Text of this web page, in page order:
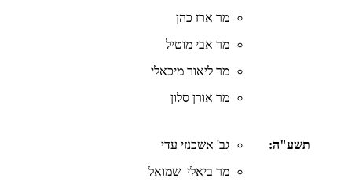
מר ארז כהן
מר אבי מוטיל
מר ליאור מיכאלי
מר אורן סלון
תשע"ה:
גב' אשכנזי עדי
מר ביאלי שמואל